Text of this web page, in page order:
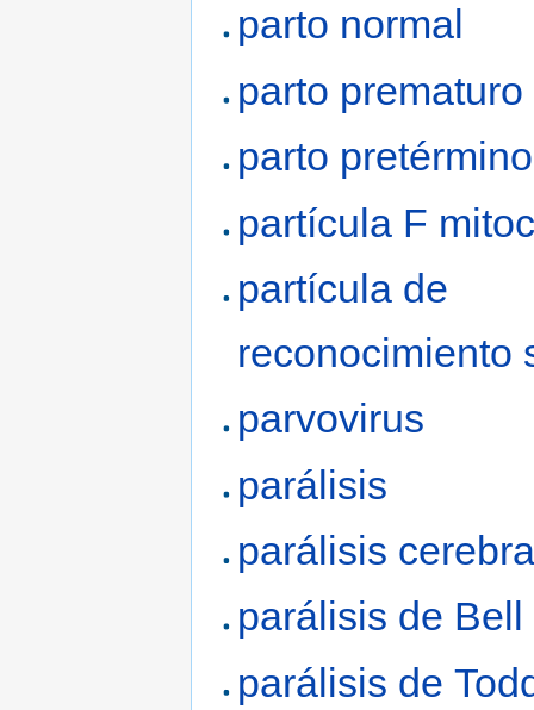
parto normal
parto prematuro
parto pretérmino
partícula F
partícula de
reconocimiento
parvovirus
parálisis
parálisis
parálisis de Bell
parálisis de